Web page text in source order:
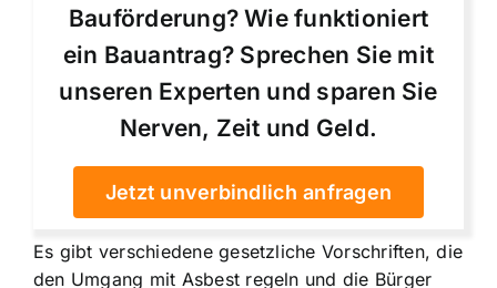
Bauförderung? Wie funktioniert
ein Bauantrag? Sprechen Sie mit
unseren Experten und sparen Sie
Nerven, Zeit und Geld.
Jetzt unverbindlich anfragen
Es gibt verschiedene gesetzliche Vorschriften, die
den Umgang mit Asbest regeln und die Bürger